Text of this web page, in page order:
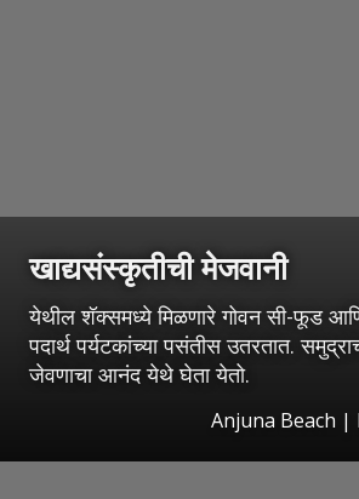
खाद्यसंस्कृतीची मेजवानी
येथील शॅक्समध्ये मिळणारे गोवन सी-फूड
पदार्थ पर्यटकांच्या पसंतीस उतरतात.
जेवणाचा आनंद येथे घेता येतो.
Anjuna Beach |